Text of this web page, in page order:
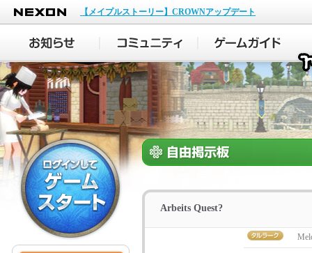
NEXON
【メイプルストーリー】CROWNアップデート
Arbeits Quest?